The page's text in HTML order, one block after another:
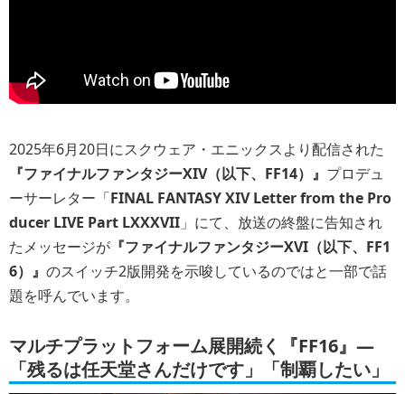
2025年6月20日にスクウェア・エニックスより配信された
『ファイナルファンタジーXIV（以下、FF14）』 プロデュ
ーサーレター「FINAL FANTASY XIV Letter from the Pro
ducer LIVE Part LXXXVII 」にて、放送の終盤に告知され
たメッセージが 『ファイナルファンタジーXVI（以下、FF1
6）』 のスイッチ2版開発を示唆しているのではと一部で話
題を呼んでいます。
マルチプラットフォーム展開続く『FF16』―
「残るは任天堂さんだけです」「制覇したい」